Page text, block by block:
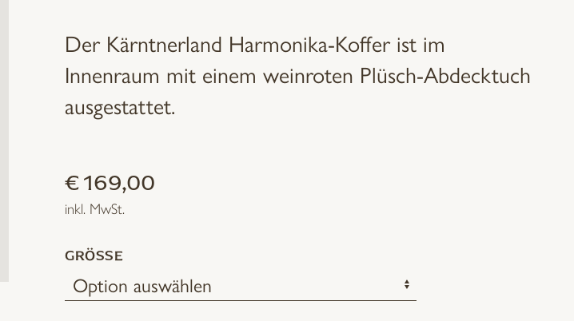
Der Kärntnerland Harmonika-Koffer ist im
Innenraum mit einem weinroten Plüsch-Abdecktuch
ausgestattet.
€169,00
inkl. MwSt.
GRÖSSE